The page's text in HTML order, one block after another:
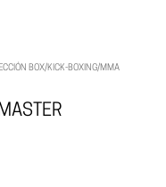
BOX/KICK-BOXING/MMA